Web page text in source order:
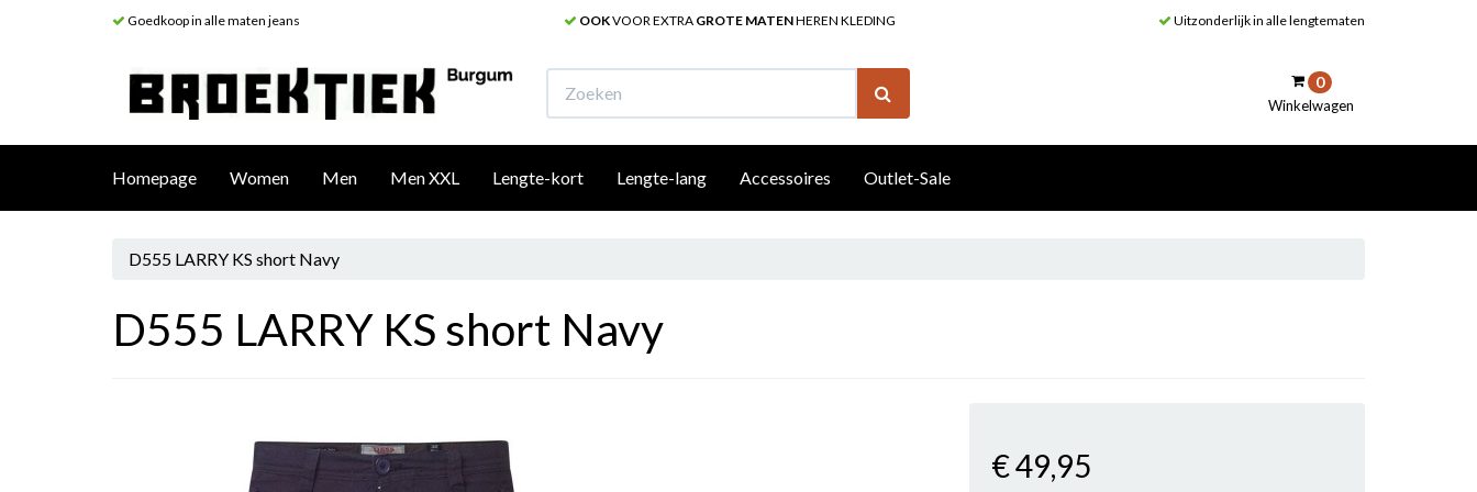
Goedkoop in alle maten jeans OOKVOOR EXTRA GROTE MATENHEREN KLEDING Uitzonderlijk in alle lengtematen
0
Winkelwagen
Homepage Women Men Men XXL Lengte-kort Lengte-lang Accessoires Outlet-Sale
D555 LARRY KS short Navy
D555 LARRY KS short Navy
€ 49,95